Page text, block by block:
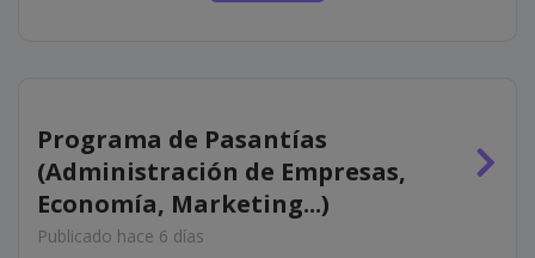
Programa de Pasantías
(Administración de Empresas,
Economía, Marketing...)
Publicado hace 6 días